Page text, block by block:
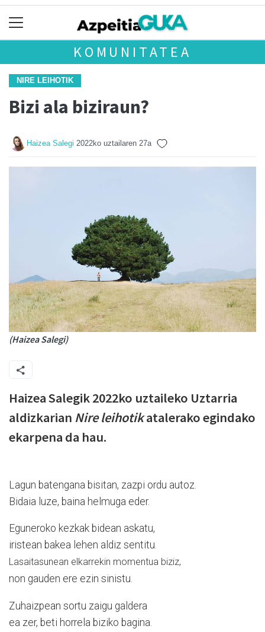
KOMUNITATEA
NIRE LEIHOTIK
Bizi ala biziraun?
Haizea Salegi 2022ko uztailaren 27a
(Haizea Salegi)
Haizea Salegik 2022ko uztaileko Uztarria
aldizkarian Nire leihotikatalerako egindako
ekarpena da hau.
Lagun batengana bisitan, zazpi ordu autoz.
Bidaia luze, baina helmuga eder.
Eguneroko kezkak bidean askatu,
iristean bakea lehen aldiz sentitu.
Lasaitasunean elkarrekin momentua biziz,
non gauden ere ezin sinistu.
Zuhaizpean sortu zaigu galdera
ea zer, beti horrela biziko bagina.